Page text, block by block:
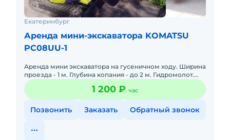
Екатеринбург
Аренда мини-экскаватора KOMATSU
PC08UU-1
Аренда мини экскаватора на гусеничном ходу. Ширина
проезда - 1 м. Глубина копания - до 2 м. Гидромолот.
Копка: ленточного фундамента, траншей под
коммуникации и
1 200 ₽ час
Позвонить Заказать Обратный звонок